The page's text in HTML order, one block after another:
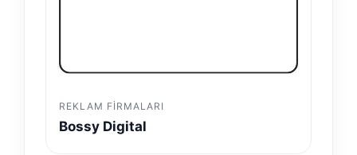
REKLAM FIRMALARI
Bossy Digital